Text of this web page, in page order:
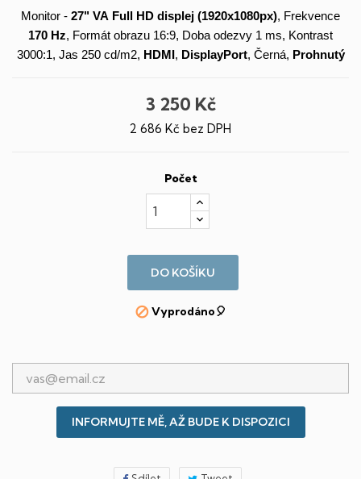
Monitor - 27" VA Full HD displej (1920x1080px), Frekvence
170 Hz, Formát obrazu 16:9, Doba odezvy 1 ms, Kontrast
3000:1, Jas 250 cd/m2, HDMI , DisplayPort, Černá, Prohnutý
3 250 Kč
2 686 Kč bez DPH
Počet
DO KOŠÍKU
Vyprodáno🎈
INFORMUJTE MĚ, AŽ BUDE K DISPOZICI